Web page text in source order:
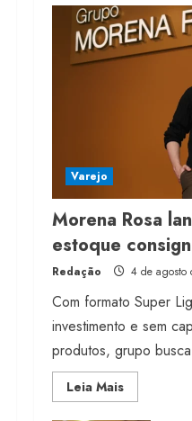
4
4
Varejo
Morena Rosa
estoque
Redação 4 de agosto
Com formato Super
investimento e sem
produtos, grupo
Leia MaisRead
more